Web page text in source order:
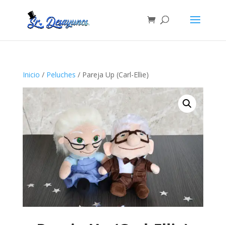
Inicio / Peluches / Pareja Up (Carl-Ellie)